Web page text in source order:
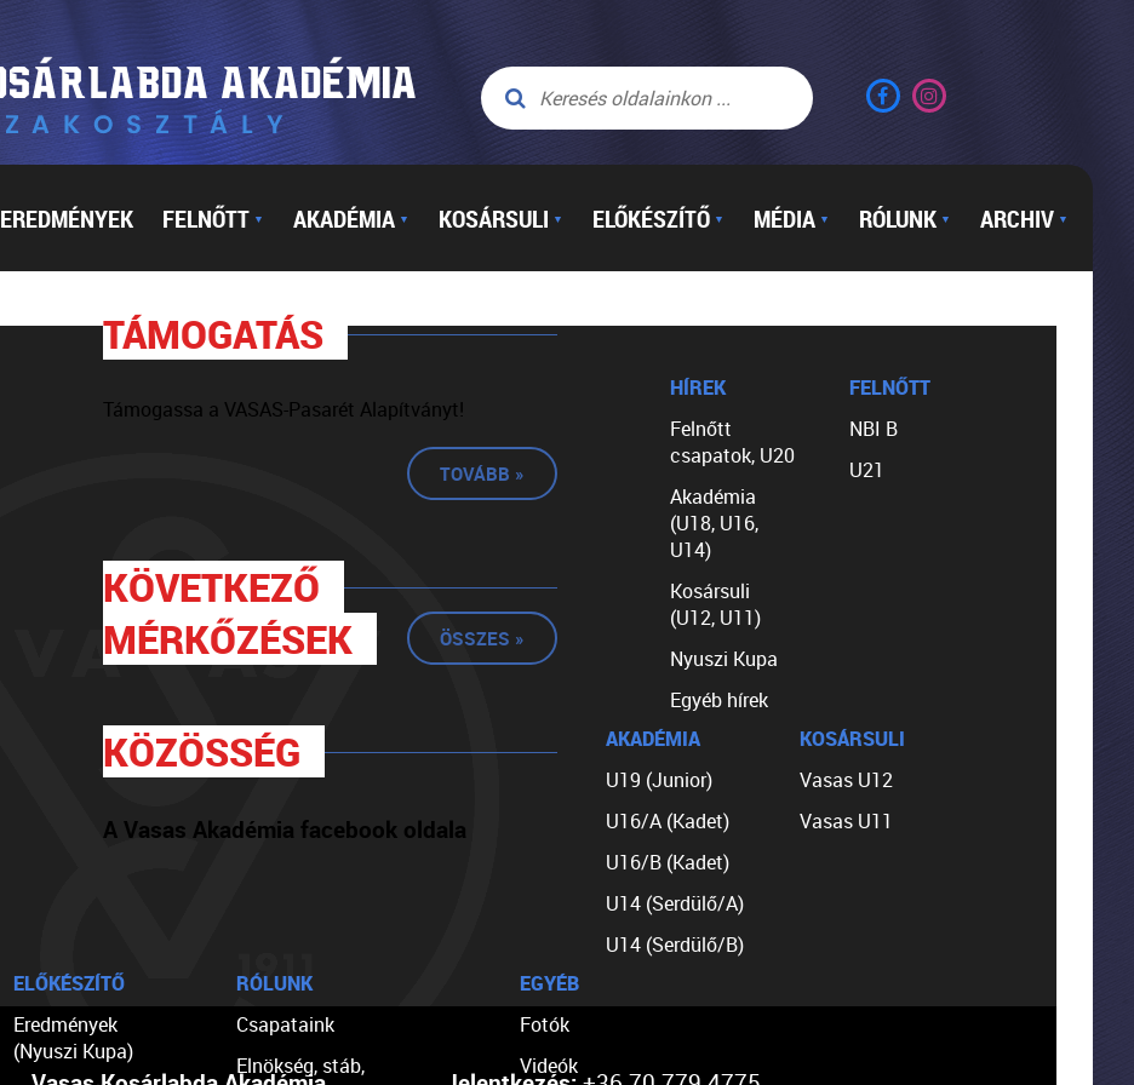
EREDMÉNYEK FELNŐTT ▼ AKADÉMIA ▼ KOSÁRSULI ▼ ELŐKÉSZÍTŐ ▼ MÉDIA ▼ RÓLUNK ▼ ARCHIV ▼
TÁMOGATÁS
Támogassa a VASAS-Pasarét Alapítványt!
TOVÁBB »
KÖVETKEZŐ
MÉRKŐZÉSEK
ÖSSZES »
KÖZÖSSÉG
A Vasas Akadémia facebook oldala
HÍREK
Felnőtt
csapatok, U20
Akadémia
(U18, U16,
U14)
Kosársuli
(U12, U11)
Nyuszi Kupa
Egyéb hírek
FELNŐTT
NBI B
U21
AKADÉMIA
U19 (Junior)
U16/A (Kadet)
U16/B (Kadet)
U14 (Serdülő/A)
U14 (Serdülő/B)
KOSÁRSULI
Vasas U12
Vasas U11
ELŐKÉSZÍTŐ
Eredmények
(Nyuszi Kupa)
RÓLUNK
Csapataink
Elnökség, stáb,
EGYÉB
Fotók
Videók